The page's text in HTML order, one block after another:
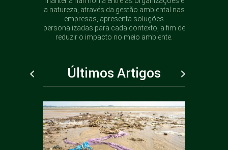
a natureza, através da gestão ambiental nas
empresas, apresenta soluções
personalizadas para cada contexto, a fim de
reduzir o impacto no meio ambiente.
Últimos Artigos